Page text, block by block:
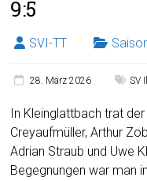
9:5
SVI-TT
28. März 2026 SV
In Kleinglattbach trat
Creyaufmüller, Arthur
Adrian Straub und Uwe
Begegnungen war man